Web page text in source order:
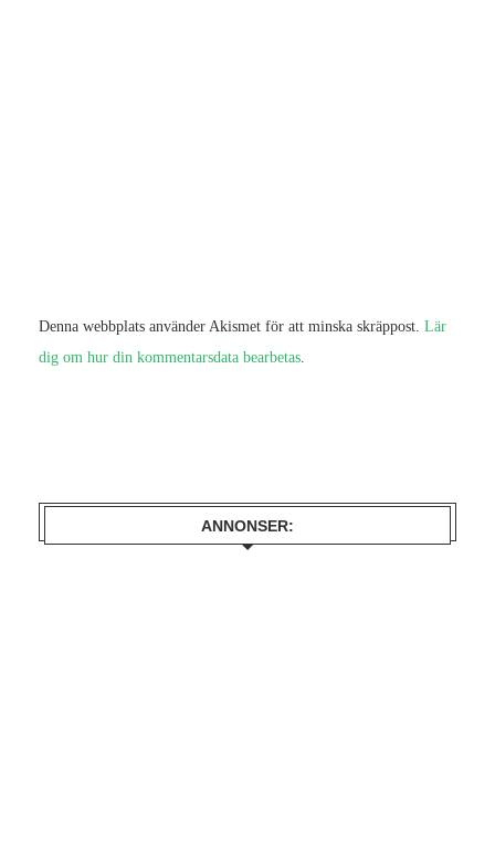
Denna webbplats använder Akismet för att minska skräppost. Lär
dig om hur din kommentarsdata bearbetas.
ANNONSER: